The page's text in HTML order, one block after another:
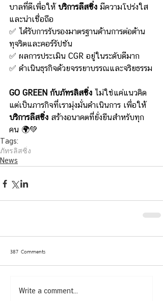
บาลที่ดีเพื่อให้ บริการลีสซิ่ง มีความโปร่งใส
และน่าเชื่อถือ
✅ ได้รับการรับรองมาตรฐานด้านการต่อต้าน
ทุจริตและคอร์รัปชัน
✅ ผลการประเมิน CGR อยู่ในระดับดีมาก
✅ ดำเนินธุรกิจด้วยจรรยาบรรณและจริยธรรม
GO GREEN กับภัทรลิสซิ่ง ไม่ใช่แค่แนวคิด
แต่เป็นภารกิจที่เรามุ่งมั่นดำเนินการ เพื่อให้
บริการลีสซิ่ง สร้างอนาคตที่ยั่งยืนสำหรับทุก
คน 🌍💚
Tags:
ภัทรลิสซิ่ง
News
387 Comments
Write a comment...